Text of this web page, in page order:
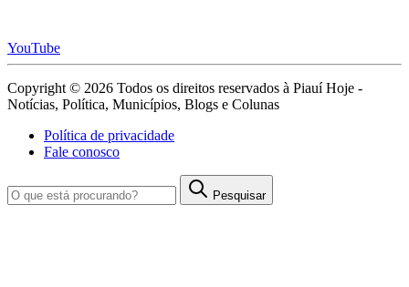
YouTube
Copyright © 2026 Todos os direitos reservados à Piauí Hoje -
Notícias, Política, Municípios, Blogs e Colunas
Política de privacidade
Fale conosco
Pesquisar